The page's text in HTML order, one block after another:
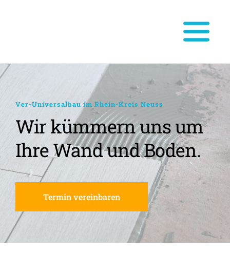
Ver-Universalbau im Rhein-Kreis Neuss
Wir kümmern uns um
Ihre Wand und Boden.
Termin vereinbaren